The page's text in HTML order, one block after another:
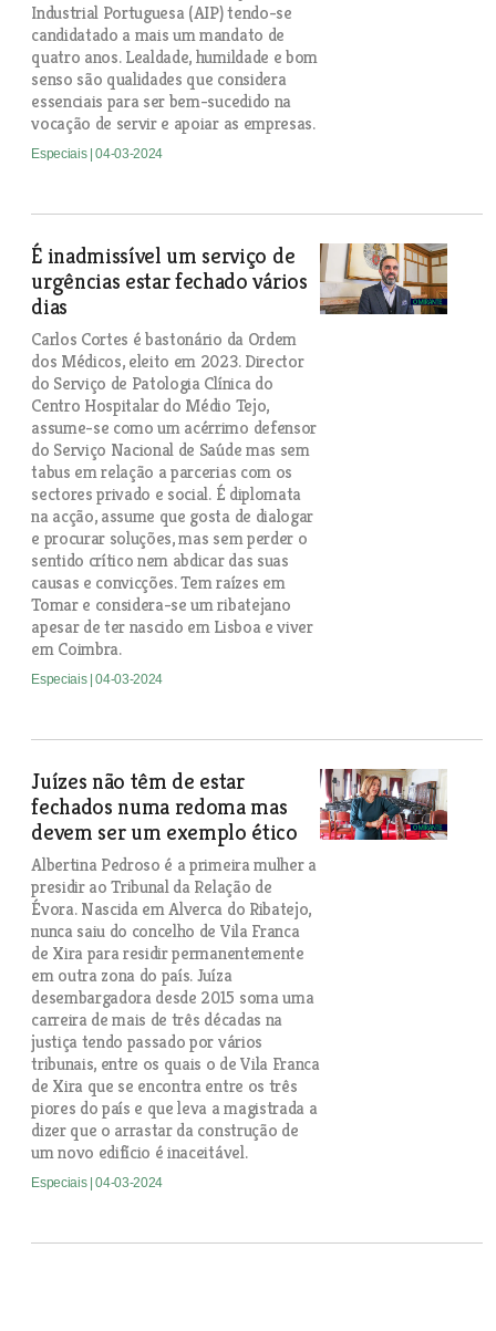
Industrial Portuguesa (AIP) tendo-se
candidatado a mais um mandato de
quatro anos. Lealdade, humildade e bom
senso são qualidades que considera
essenciais para ser bem-sucedido na
vocação de servir e apoiar as empresas.
Especiais | 04-03-2024
É inadmissível um serviço de
urgências estar fechado vários
dias
Carlos Cortes é bastonário da Ordem
dos Médicos, eleito em 2023. Director
do Serviço de Patologia Clínica do
Centro Hospitalar do Médio Tejo,
assume-se como um acérrimo defensor
do Serviço Nacional de Saúde mas sem
tabus em relação a parcerias com os
sectores privado e social. É diplomata
na acção, assume que gosta de dialogar
e procurar soluções, mas sem perder o
sentido crítico nem abdicar das suas
causas e convicções. Tem raízes em
Tomar e considera-se um ribatejano
apesar de ter nascido em Lisboa e viver
em Coimbra.
Especiais | 04-03-2024
Juízes não têm de estar
fechados numa redoma mas
devem ser um exemplo ético
Albertina Pedroso é a primeira mulher a
presidir ao Tribunal da Relação de
Évora. Nascida em Alverca do Ribatejo,
nunca saiu do concelho de Vila Franca
de Xira para residir permanentemente
em outra zona do país. Juíza
desembargadora desde 2015 soma uma
carreira de mais de três décadas na
justiça tendo passado por vários
tribunais, entre os quais o de Vila Franca
de Xira que se encontra entre os três
piores do país e que leva a magistrada a
dizer que o arrastar da construção de
um novo edifício é inaceitável.
Especiais | 04-03-2024